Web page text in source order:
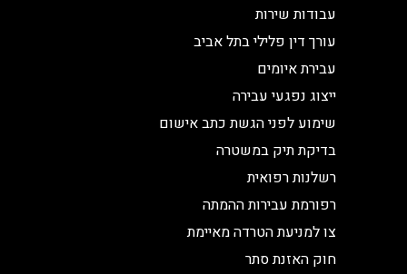
עבודות שירות
עורך דין פלילי בתל אביב
עבירת איומים
ייצוג נפגעי עבירה
שימוע לפני הגשת כתב אישום
בדיקת תיק במשטרה
רשלנות רפואית
רפורמת עבירות ההמתה
צו למניעת הטרדה מאיימת
חוק האזנת סתר